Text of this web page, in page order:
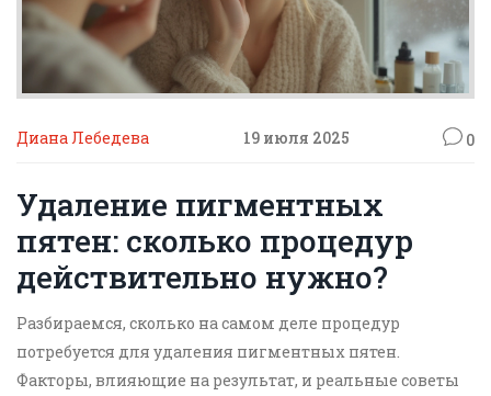
Диана Лебедева 19 июля 2025 0
Удаление пигментных
пятен: сколько процедур
действительно нужно?
Разбираемся, сколько на самом деле процедур
потребуется для удаления пигментных пятен.
Факторы, влияющие на результат, и реальные советы